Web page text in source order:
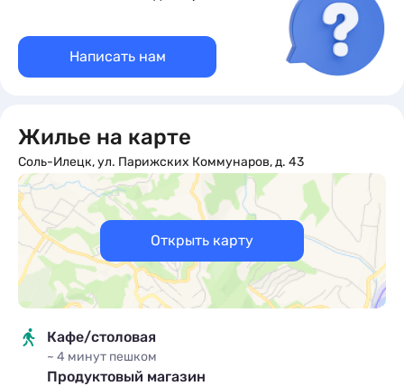
Написать нам
Жилье на карте
Соль-Илецк, ул. Парижских Коммунаров, д. 43
Открыть карту
Кафе/столовая
~ 4 минут пешком
Продуктовый магазин